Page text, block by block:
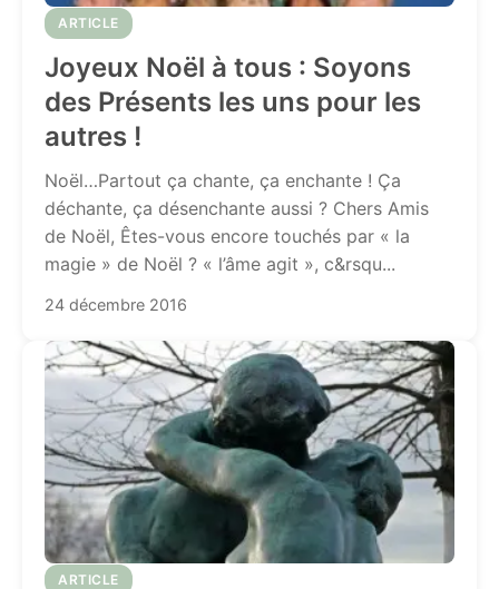
ARTICLE
Joyeux Noël à tous : Soyons
des Présents les uns pour les
autres !
Noël…Partout ça chante, ça enchante ! Ça
déchante, ça désenchante aussi ? Chers Amis
de Noël, Êtes-vous encore touchés par « la
magie » de Noël ? « l’âme agit », c&rsqu...
24 décembre 2016
ARTICLE